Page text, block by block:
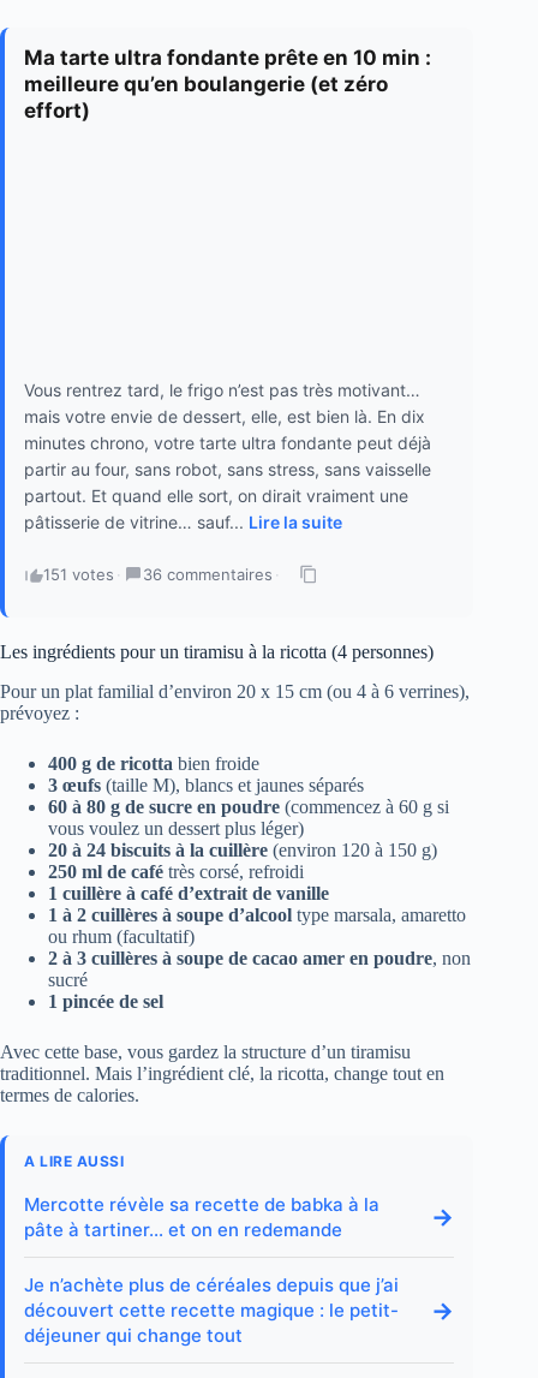
Ma tarte ultra fondante prête en 10 min :
meilleure qu’en boulangerie (et zéro
effort)
Vous rentrez tard, le frigo n’est pas très motivant…
mais votre envie de dessert, elle, est bien là. En dix
minutes chrono, votre tarte ultra fondante peut déjà
partir au four, sans robot, sans stress, sans vaisselle
partout. Et quand elle sort, on dirait vraiment une
pâtisserie de vitrine… sauf... Lire la suite
151 votes · 36 commentaires ·
Les ingrédients pour un tiramisu à la ricotta (4 personnes)
Pour un plat familial d’environ 20 x 15 cm (ou 4 à 6 verrines),
prévoyez :
400 g de ricotta bien froide
3 œufs (taille M), blancs et jaunes séparés
60 à 80 g de sucre en poudre (commencez à 60 g si
vous voulez un dessert plus léger)
20 à 24 biscuits à la cuillère (environ 120 à 150 g)
250 ml de café très corsé, refroidi
1 cuillère à café d’extrait de vanille
1 à 2 cuillères à soupe d’alcool type marsala, amaretto
ou rhum (facultatif)
2 à 3 cuillères à soupe de cacao amer en poudre, non
sucré
1 pincée de sel
Avec cette base, vous gardez la structure d’un tiramisu
traditionnel. Mais l’ingrédient clé, la ricotta, change tout en
termes de calories.
A LIRE AUSSI
Mercotte révèle sa recette de babka à la
pâte à tartiner… et on en redemande
→
Je n’achète plus de céréales depuis que j’ai
découvert cette recette magique : le petit-
déjeuner qui change tout
→